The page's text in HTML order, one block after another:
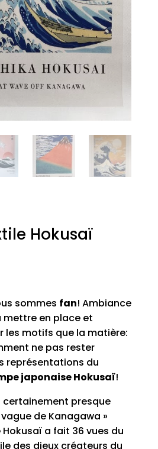
Hokusaï
sommes fan! Ambiance
en place et
les motifs que la matière:
ne pas rester
représentations du
japonaise Hokusaï!
certainement presque
de Kanagawa »
a fait 36 vues du
des dieux créateurs du